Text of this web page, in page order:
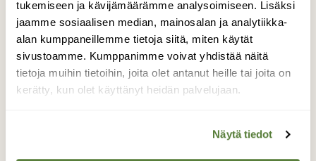
tukemiseen ja kävijämäärämme analysoimiseen. Lisäksi
jaamme sosiaalisen median, mainosalan ja analytiikka-
alan kumppaneillemme tietoja siitä, miten käytät
sivustoamme. Kumppanimme voivat yhdistää näitä
tietoja muihin tietoihin, joita olet antanut heille tai joita on
kerätty, kun olet käyttänyt heidän palvelujaan.
Näytä tiedot
Utuinen päivä
Lähestytään vuoden pimeintä
aikaa,päivälläkin .